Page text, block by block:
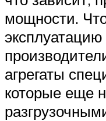
мощности.
агрегаты
которые еще